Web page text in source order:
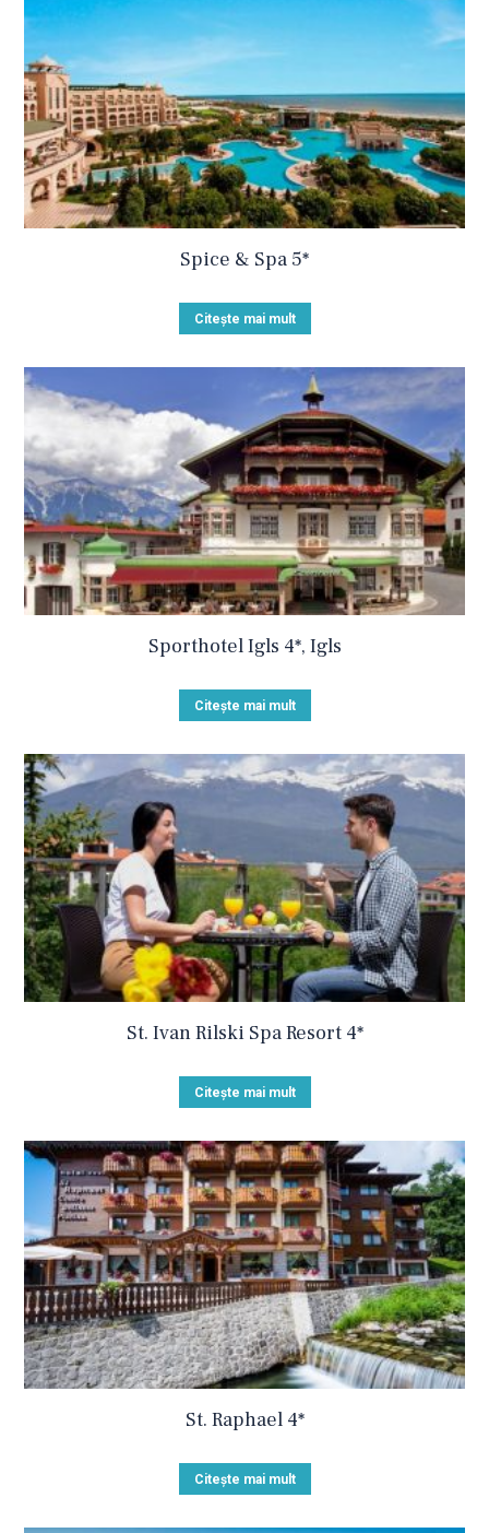
Spice & Spa 5*
Citește mai mult
Sporthotel Igls 4*, Igls
Citește mai mult
St. Ivan Rilski Spa Resort 4*
Citește mai mult
St. Raphael 4*
Citește mai mult